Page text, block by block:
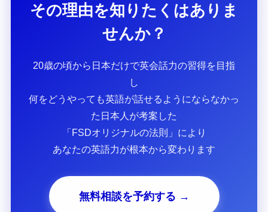
その理由を知りたくはありま
せんか？
20歳の頃から日本だけで英会話力の習得を目指
し
何をどうやっても英語が話せるようにならなかっ
た日本人が考案した
「FSDオリジナルの法則」により
あなたの英語力が根本から変わります
無料相談を予約する →